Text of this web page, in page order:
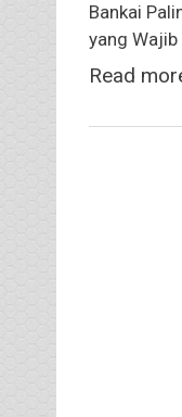
Bankai
yang
Read